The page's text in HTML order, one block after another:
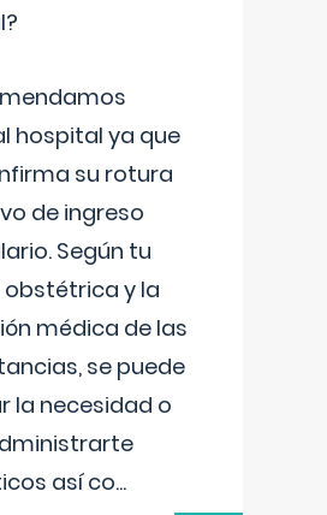
hospital ya que
su rotura
de ingreso
Según tu
y la
médica de las
se puede
la necesidad o
así co...